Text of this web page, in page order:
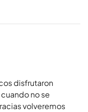
disfrutaron
no se
volveremos